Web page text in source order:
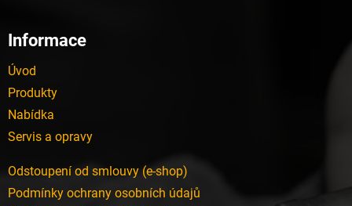
Informace
Úvod
Produkty
Nabídka
Servis a opravy
Odstoupení od smlouvy (e-shop)
Podmínky ochrany osobních údajů